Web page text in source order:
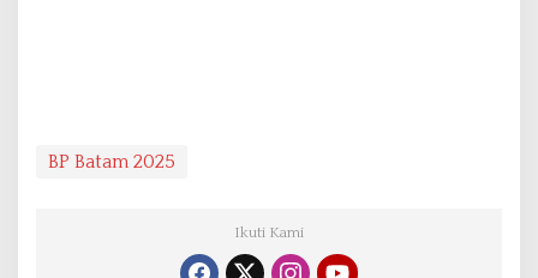
BP Batam 2025
Ikuti Kami